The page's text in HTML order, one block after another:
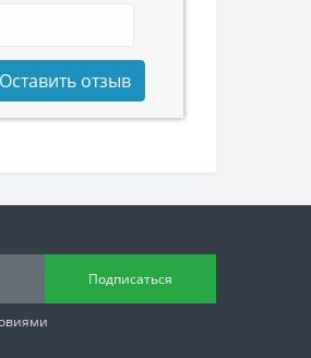
Оставить отзыв
Подписаться